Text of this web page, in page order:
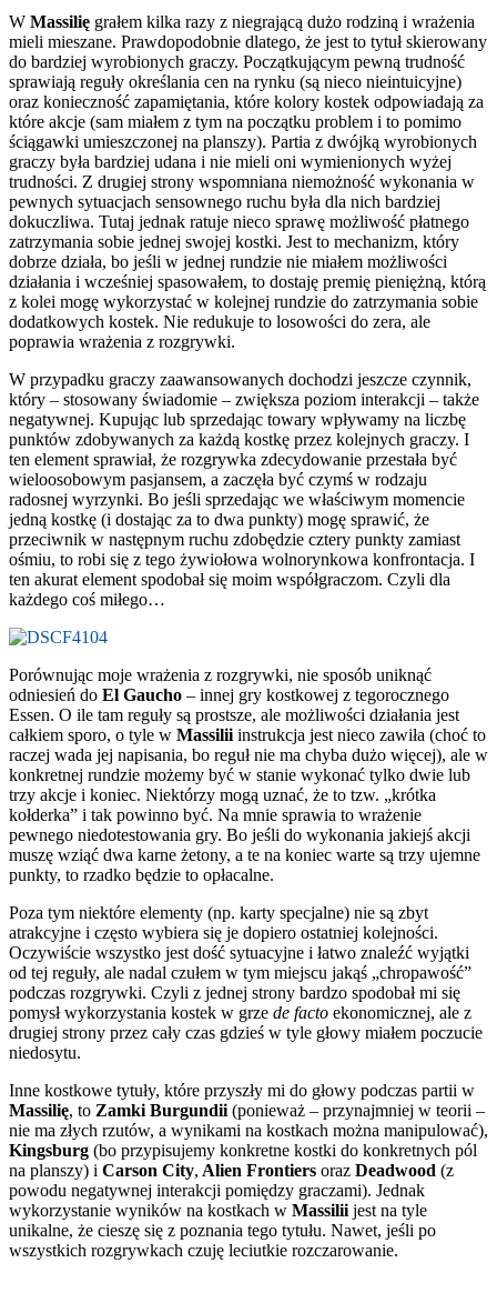
W Massilię grałem kilka razy z niegrającą dużo rodziną i wrażenia
mieli mieszane. Prawdopodobnie dlatego, że jest to tytuł skierowany
do bardziej wyrobionych graczy. Początkującym pewną trudność
sprawiają reguły określania cen na rynku (są nieco nieintuicyjne)
oraz konieczność zapamiętania, które kolory kostek odpowiadają za
które akcje (sam miałem z tym na początku problem i to pomimo
ściągawki umieszczonej na planszy). Partia z dwójką wyrobionych
graczy była bardziej udana i nie mieli oni wymienionych wyżej
trudności. Z drugiej strony wspomniana niemożność wykonania w
pewnych sytuacjach sensownego ruchu była dla nich bardziej
dokuczliwa. Tutaj jednak ratuje nieco sprawę możliwość płatnego
zatrzymania sobie jednej swojej kostki. Jest to mechanizm, który
dobrze działa, bo jeśli w jednej rundzie nie miałem możliwości
działania i wcześniej spasowałem, to dostaję premię pieniężną, którą
z kolei mogę wykorzystać w kolejnej rundzie do zatrzymania sobie
dodatkowych kostek. Nie redukuje to losowości do zera, ale
poprawia wrażenia z rozgrywki.
W przypadku graczy zaawansowanych dochodzi jeszcze czynnik,
który – stosowany świadomie – zwiększa poziom interakcji – także
negatywnej. Kupując lub sprzedając towary wpływamy na liczbę
punktów zdobywanych za każdą kostkę przez kolejnych graczy. I
ten element sprawiał, że rozgrywka zdecydowanie przestała być
wieloosobowym pasjansem, a zaczęła być czymś w rodzaju
radosnej wyrzynki. Bo jeśli sprzedając we właściwym momencie
jedną kostkę (i dostając za to dwa punkty) mogę sprawić, że
przeciwnik w następnym ruchu zdobędzie cztery punkty zamiast
ośmiu, to robi się z tego żywiołowa wolnorynkowa konfrontacja. I
ten akurat element spodobał się moim współgraczom. Czyli dla
każdego coś miłego…
Porównując moje wrażenia z rozgrywki, nie sposób uniknąć
odniesień do El Gaucho – innej gry kostkowej z tegorocznego
Essen. O ile tam reguły są prostsze, ale możliwości działania jest
całkiem sporo, o tyle w Massilii instrukcja jest nieco zawiła (choć to
raczej wada jej napisania, bo reguł nie ma chyba dużo więcej), ale w
konkretnej rundzie możemy być w stanie wykonać tylko dwie lub
trzy akcje i koniec. Niektórzy mogą uznać, że to tzw. „krótka
kołderka” i tak powinno być. Na mnie sprawia to wrażenie
pewnego niedotestowania gry. Bo jeśli do wykonania jakiejś akcji
muszę wziąć dwa karne żetony, a te na koniec warte są trzy ujemne
punkty, to rzadko będzie to opłacalne.
Poza tym niektóre elementy (np. karty specjalne) nie są zbyt
atrakcyjne i często wybiera się je dopiero ostatniej kolejności.
Oczywiście wszystko jest dość sytuacyjne i łatwo znaleźć wyjątki
od tej reguły, ale nadal czułem w tym miejscu jakąś „chropawość”
podczas rozgrywki. Czyli z jednej strony bardzo spodobał mi się
pomysł wykorzystania kostek w grze de facto ekonomicznej, ale z
drugiej strony przez cały czas gdzieś w tyle głowy miałem poczucie
niedosytu.
Inne kostkowe tytuły, które przyszły mi do głowy podczas partii w
Massilię, to Zamki Burgundii (ponieważ – przynajmniej w teorii –
nie ma złych rzutów, a wynikami na kostkach można manipulować),
Kingsburg (bo przypisujemy konkretne kostki do konkretnych pól
na planszy) i Carson City, Alien Frontiers oraz Deadwood (z
powodu negatywnej interakcji pomiędzy graczami). Jednak
wykorzystanie wyników na kostkach w Massilii jest na tyle
unikalne, że cieszę się z poznania tego tytułu. Nawet, jeśli po
wszystkich rozgrywkach czuję leciutkie rozczarowanie.